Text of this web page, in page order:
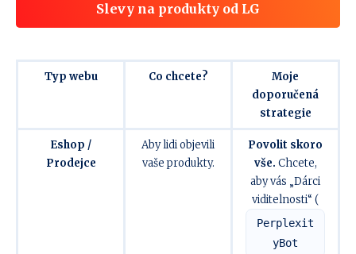
Slevy na produkty od LG
Typ webu Co chcete?
Moje
doporučená
strategie
Eshop /
Prodejce
Aby lidi objevili
vaše produkty.
Povolit skoro
vše. Chcete,
aby vás „Dárci
viditelnosti“ (
Perplexit
yBot